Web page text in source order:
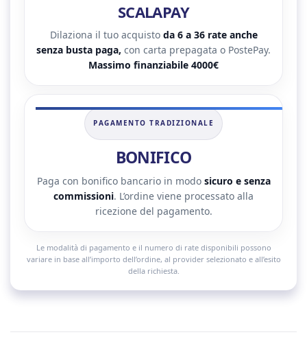
SCALAPAY
Dilaziona il tuo acquisto da 6 a 36 rate anche
senza busta paga, con carta prepagata o PostePay.
Massimo finanziabile 4000€
PAGAMENTO TRADIZIONALE
BONIFICO
Paga con bonifico bancario in modo sicuro e senza
commissioni. L’ordine viene processato alla
ricezione del pagamento.
Le modalità di pagamento e il numero di rate disponibili possono
variare in base all’importo dell’ordine, al provider selezionato e all’esito
della richiesta.